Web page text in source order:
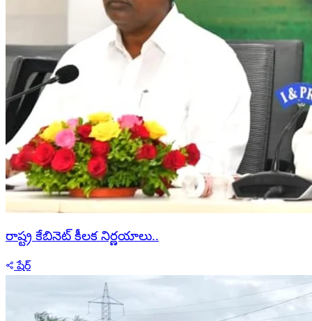
రాష్ట్ర కేబినెట్ కీలక నిర్ణయాలు..
షేర్